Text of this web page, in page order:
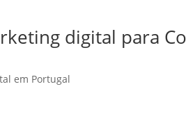
digital para
em Portugal